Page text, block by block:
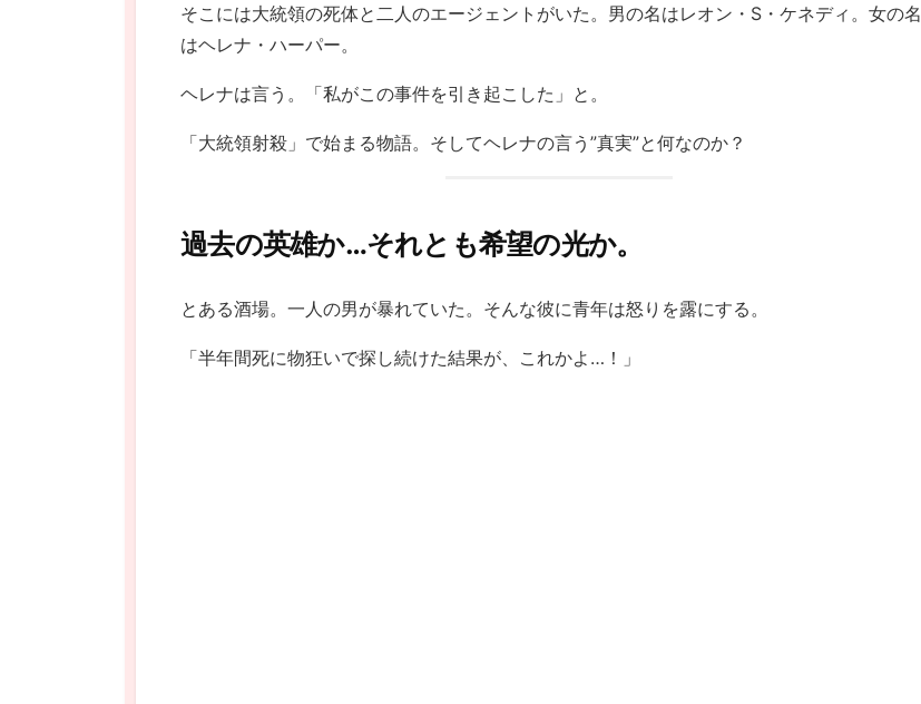
そこには大統領の死体と二人のエージェントがいた。男の名はレオン・S・ケネディ。女の名
はヘレナ・ハーパー。
ヘレナは言う。「私がこの事件を引き起こした」と。
「大統領射殺」で始まる物語。そしてヘレナの言う”真実”と何なのか？
過去の英雄か…それとも希望の光か。
とある酒場。一人の男が暴れていた。そんな彼に青年は怒りを露にする。
「半年間死に物狂いで探し続けた結果が、これかよ…！」